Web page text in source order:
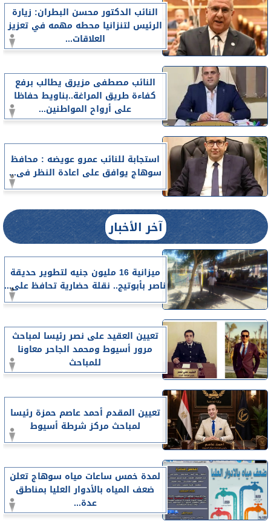
النائب الدكتور محسن البطران: زيارة
الرئيس لتنزانيا محطه مهمه في تعزيز
العلاقات...
النائب مصطفى مزيرق يطالب برفع
كفاءة طريق المراغة..بناويط حفاظا
على أرواح المواطنين...
استجابة للنائب عمرو عويضه : محافظ
سوهاج يوافق على اعادة النظر فى...
آخر الأخبار
ميزانية 16 مليون جنيه لتطوير حديقة
ناصر بأبوتيج.. نقلة حضارية تحافظ على...
تعيين العقيد على نصر رئيسا لمباحث
مرور أسيوط ومحمد الجاحر معاونا
للمباحث
تعيين المقدم أحمد عاصم حمزة رئيسا
لمباحث مركز شرطة أسيوط
لمدة خمس ساعات مياه سوهاج تعلن
ضعف المياه بالأدوار العليا بمناطق
عدة...